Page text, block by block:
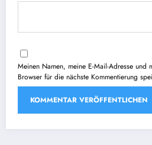
Meinen Namen, meine E-Mail-Adresse und
Browser für die nächste Kommentierung